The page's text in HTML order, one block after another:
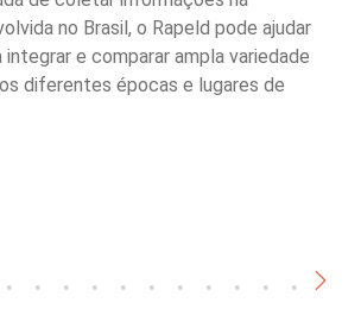
no Brasil, o Rapeld pode ajudar
integrar e comparar ampla variedade
diferentes épocas e lugares de